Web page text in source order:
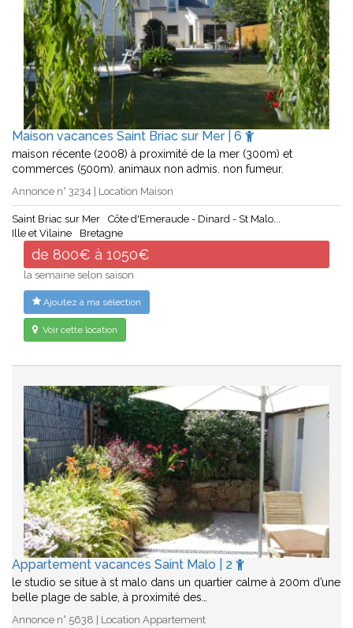
Maison vacances Saint Briac sur Mer | 6
maison récente (2008) à proximité de la mer (300m) et
commerces (500m). animaux non admis. non fumeur.
Annonce n° 3234 | Location Maison
Saint Briac sur Mer
Côte d'Emeraude - Dinard - St Malo...
Ille et Vilaine
Bretagne
de 800€ à 1050€
la semaine selon saison
Ajoutez à ma sélection
Voir cette location
Appartement vacances Saint Malo | 2
le studio se situe à st malo dans un quartier calme à 200m d’une
belle plage de sable, à proximité des…
Annonce n° 5638 | Location Appartement